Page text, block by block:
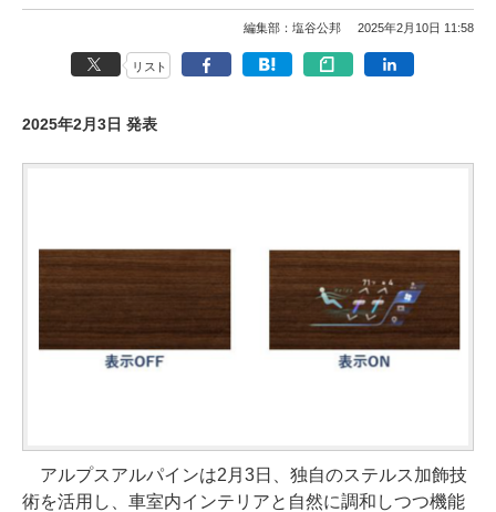
編集部：塩谷公邦 2025年2月10日 11:58
リスト
2025年2月3日 発表
アルプスアルパインは2月3日、独自のステルス加飾技
術を活用し、車室内インテリアと自然に調和しつつ機能